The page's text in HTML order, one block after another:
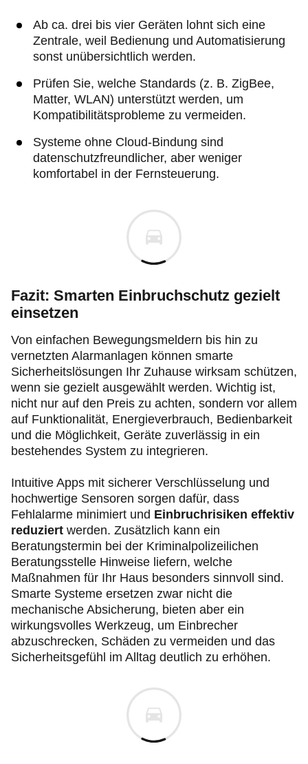
Ab ca. drei bis vier Geräten lohnt sich eine
Zentrale, weil Bedienung und Automatisierung
sonst unübersichtlich werden.
Prüfen Sie, welche Standards (z. B. ZigBee,
Matter, WLAN) unterstützt werden, um
Kompatibilitätsprobleme zu vermeiden.
Systeme ohne Cloud-Bindung sind
datenschutzfreundlicher, aber weniger
komfortabel in der Fernsteuerung.
Fazit: Smarten Einbruchschutz gezielt
einsetzen
Von einfachen Bewegungsmeldern bis hin zu
vernetzten Alarmanlagen können smarte
Sicherheitslösungen Ihr Zuhause wirksam schützen,
wenn sie gezielt ausgewählt werden. Wichtig ist,
nicht nur auf den Preis zu achten, sondern vor allem
auf Funktionalität, Energieverbrauch, Bedienbarkeit
und die Möglichkeit, Geräte zuverlässig in ein
bestehendes System zu integrieren.
Intuitive Apps mit sicherer Verschlüsselung und
hochwertige Sensoren sorgen dafür, dass
Fehlalarme minimiert und Einbruchrisiken effektiv
reduziert werden. Zusätzlich kann ein
Beratungstermin bei der Kriminalpolizeilichen
Beratungsstelle Hinweise liefern, welche
Maßnahmen für Ihr Haus besonders sinnvoll sind.
Smarte Systeme ersetzen zwar nicht die
mechanische Absicherung, bieten aber ein
wirkungsvolles Werkzeug, um Einbrecher
abzuschrecken, Schäden zu vermeiden und das
Sicherheitsgefühl im Alltag deutlich zu erhöhen.